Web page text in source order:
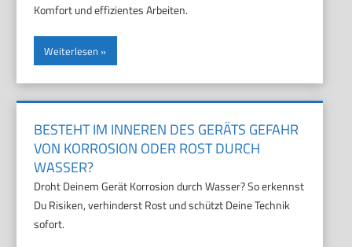
Komfort und effizientes Arbeiten.
Weiterlesen
BESTEHT IM INNEREN DES GERÄTS GEFAHR
VON KORROSION ODER ROST DURCH
WASSER?
Droht Deinem Gerät Korrosion durch Wasser? So erkennst
Du Risiken, verhinderst Rost und schützt Deine Technik
sofort.